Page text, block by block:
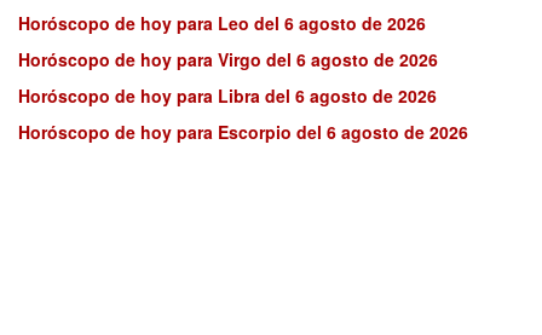
Horóscopo de hoy para Leo del 6 agosto de 2026
Horóscopo de hoy para Virgo del 6 agosto de 2026
Horóscopo de hoy para Libra del 6 agosto de 2026
Horóscopo de hoy para Escorpio del 6 agosto de 2026